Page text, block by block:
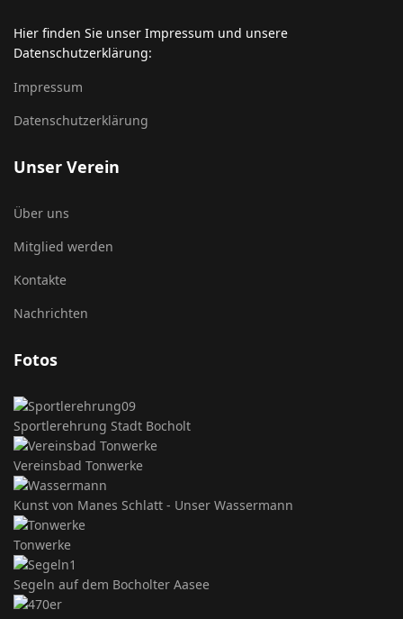
Hier finden Sie unser Impressum und unsere
Datenschutzerklärung:
Impressum
Datenschutzerklärung
Unser Verein
Über uns
Mitglied werden
Kontakte
Nachrichten
Fotos
Sportlerehrung Stadt Bocholt
Vereinsbad Tonwerke
Kunst von Manes Schlatt - Unser Wassermann
Tonwerke
Segeln auf dem Bocholter Aasee